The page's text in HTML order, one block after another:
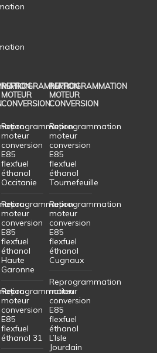
REPROGRAMMATION
MOTEUR
CONVERSION
Reprogrammation
moteur
conversion
E85
flexfuel
éthanol
Occitanie
Reprogrammation
moteur
conversion
E85
flexfuel
éthanol
Haute
Garonne
Reprogrammation
moteur
conversion
E85
flexfuel
éthanol 31
REPROGRAMMATION
MOTEUR
CONVERSION
Reprogrammation
moteur
conversion
E85
flexfuel
éthanol
Tournefeuille
Reprogrammation
moteur
conversion
E85
flexfuel
éthanol
Cugnaux
Reprogrammation
moteur
conversion
E85
flexfuel
éthanol
L’Isle
Jourdain